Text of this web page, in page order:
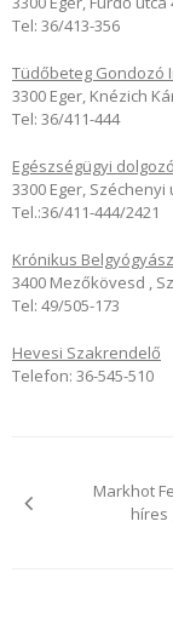
Tel: 36/413-356
Tüdőbeteg Gondozó
3300 Eger, Knézich
Tel: 36/411-444
Egészségügyi
3300 Eger, Széchenyi
Tel.:36/411-444/2421
Krónikus
3400 Mezőkövesd ,
Tel: 49/505-173
Hevesi Szakrendelő
Telefon: 36-545-510
navigációMarkhot
híres